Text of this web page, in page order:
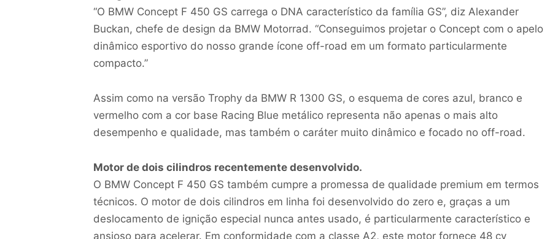
“O BMW Concept F 450 GS carrega o DNA característico da família GS”, diz Alexander
Buckan, chefe de design da BMW Motorrad. “Conseguimos projetar o Concept com o apelo
dinâmico esportivo do nosso grande ícone off-road em um formato particularmente
compacto.”
Assim como na versão Trophy da BMW R 1300 GS, o esquema de cores azul, branco e
vermelho com a cor base Racing Blue metálico representa não apenas o mais alto
desempenho e qualidade, mas também o caráter muito dinâmico e focado no off-road.
Motor de dois cilindros recentemente desenvolvido.
O BMW Concept F 450 GS também cumpre a promessa de qualidade premium em termos
técnicos. O motor de dois cilindros em linha foi desenvolvido do zero e, graças a um
deslocamento de ignição especial nunca antes usado, é particularmente característico e
ansioso para acelerar. Em conformidade com a classe A2, este motor fornece 48 cv